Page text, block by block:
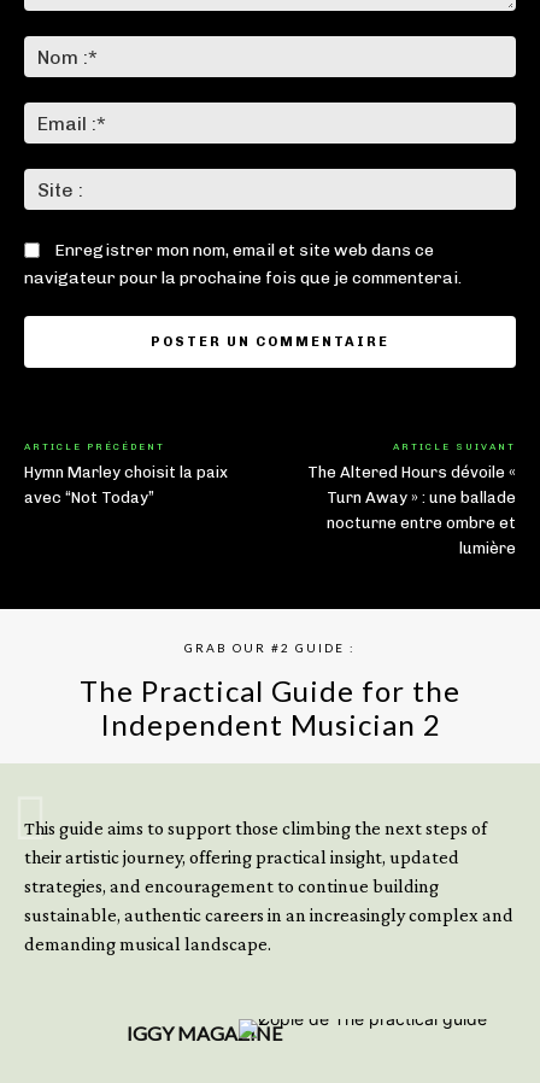
:*
:*
:
Enregistrer mon nom, email et site web dans ce
navigateur pour la prochaine fois que je commenterai.
ARTICLE PRÉCÉDENT
Hymn Marley choisit la paix
avec “Not Today”
ARTICLE SUIVANT
The Altered Hours dévoile «
Turn Away » : une ballade
nocturne entre ombre et
lumière
GRAB OUR #2 GUIDE :
The Practical Guide for the
Independent Musician 2
This guide aims to support those climbing the next steps of
their artistic journey, offering practical insight, updated
strategies, and encouragement to continue building
sustainable, authentic careers in an increasingly complex and
demanding musical landscape.
IGGY MAGAZINE